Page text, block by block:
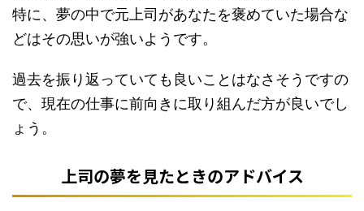
特に、夢の中で元上司があなたを褒めていた場合な
どはその思いが強いようです。
過去を振り返っていても良いことはなさそうですの
で、現在の仕事に前向きに取り組んだ方が良いでし
ょう。
上司の夢を見たときのアドバイス